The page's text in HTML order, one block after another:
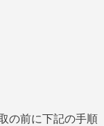
の前に下記の手順